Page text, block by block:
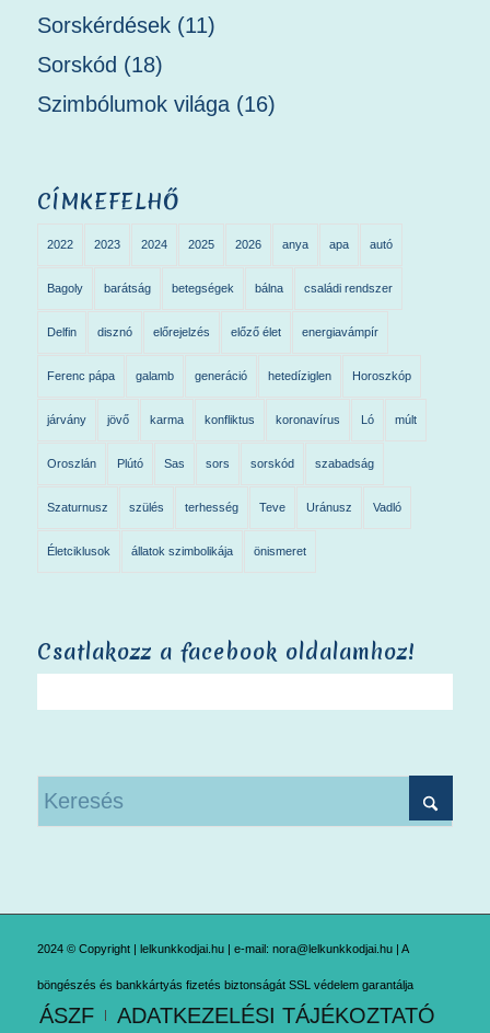
Sorskérdések(11)
Sorskód (18)
Szimbólumok világa(16)
CÍMKEFELHŐ
2022 2023 2024 2025 2026 anya apa autó
Bagoly barátság betegségek bálna családi rendszer
Delfin disznó előrejelzés előző élet energiavámpír
Ferenc pápa galamb generáció hetedíziglen Horoszkóp
járvány jövő karma konfliktus koronavírus Ló múlt
Oroszlán Plútó Sas sors sorskód szabadság
Szaturnusz szülés terhesség Teve Uránusz Vadló
Életciklusok állatok szimbolikája önismeret
Csatlakozz a facebook oldalamhoz!
2024 © Copyright | lelkunkkodjai.hu | e-mail: nora@lelkunkkodjai.hu | A
böngészés és bankkártyás fizetés biztonságát SSL védelem garantálja
ÁSZF ADATKEZELÉSI TÁJÉKOZTATÓ